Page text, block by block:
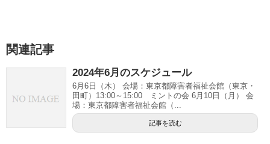
関連記事
2024年6月のスケジュール
6月6日（木） 会場：東京都障害者福祉会館（東京・
田町）13:00～15:00 ミントの会 6月10日（月） 会
場：東京都障害者福祉会館（...
記事を読む